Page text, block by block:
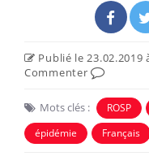
Publié le 23.02.2019
Commenter
Mots clés : ROSP
épidémie
Français